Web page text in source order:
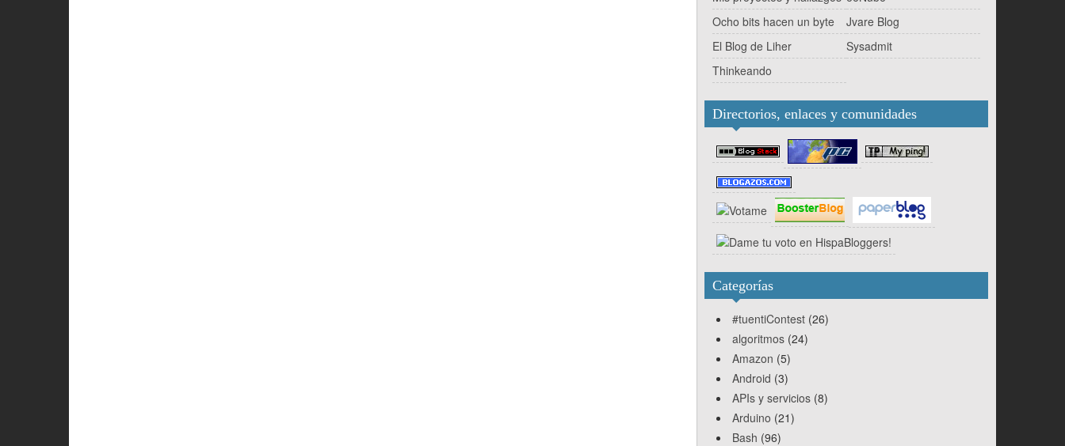
Ocho bits hacen un byte
Jvare Blog
El Blog de Liher
Sysadmit
Thinkeando
Directorios, enlaces y comunidades
Categorías
#tuentiContest (26)
algoritmos (24)
Amazon (5)
Android (3)
APIs y servicios (8)
Arduino (21)
Bash (96)